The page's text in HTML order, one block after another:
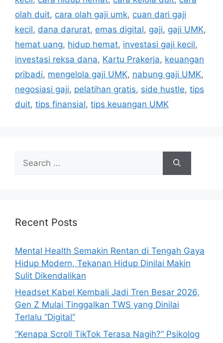
g
o
r
s
s
olah duit, cara olah gaji umk, cuan dari gaji
kecil, dana darurat, emas digital, gaji, gaji UMK,
hemat uang, hidup hemat, investasi gaji kecil,
investasi reksa dana, Kartu Prakerja, keuangan
pribadi, mengelola gaji UMK, nabung gaji UMK,
negosiasi gaji, pelatihan gratis, side hustle, tips
duit, tips finansial, tips keuangan UMK
h
r
:
Recent Posts
Mental Health Semakin Rentan di Tengah Gaya
Hidup Modern, Tekanan Hidup Dinilai Makin
Sulit Dikendalikan
Headset Kabel Kembali Jadi Tren Besar 2026,
Gen Z Mulai Tinggalkan TWS yang Dinilai
Terlalu “Digital”
“Kenapa Scroll TikTok Terasa Nagih?” Psikolog